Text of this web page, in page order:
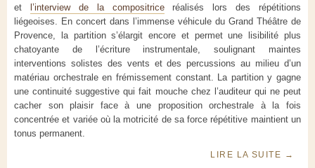
et
l’interview de la compositriceréalisés lors des répétitions
liégeoises. En concert dans l’immense véhicule du Grand Théâtre de
Provence, la partition s’élargit encore et permet une lisibilité plus
chatoyante de l’écriture instrumentale, soulignant maintes
interventions solistes des vents et des percussions au milieu d’un
matériau orchestrale en frémissement constant. La partition y gagne
une continuité suggestive qui fait mouche chez l’auditeur qui ne peut
cacher son plaisir face à une proposition orchestrale à la fois
concentrée et variée où la motricité de sa force répétitive maintient un
tonus permanent.
LIRE LA SUITE →